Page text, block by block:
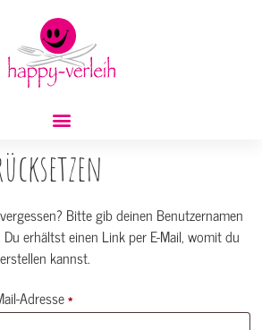
Bitte gib deinen Benutzernamen
Du erhältst einen Link per E-Mail, womit du
kannst.
Adresse*